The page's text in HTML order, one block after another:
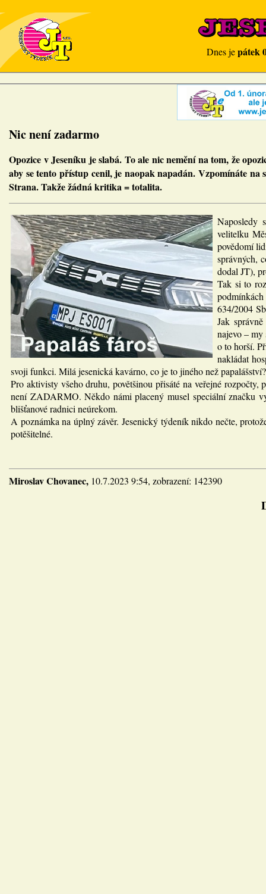
Dnes jepátek
Nic není zadarmo
Opozice v Jeseníku je slabá. To ale nic nemění na tom, že
aby se tento přístup cenil, je naopak napadán. Vzpomínáte
Strana. Takže žádná kritika = totalita.
Naposledy
velitelku
povědomí
správných,
dodal JT),
Tak si to
634/2004
Jak
najevo –
o to horší.
nakládat
svoji funkci. Milá jesenická kavárno, co je to jiného než papalášství?
Pro aktivisty všeho druhu, povětšinou přisáté na veřejné rozpočty,
není ZADARMO. Někdo námi placený musel speciální značku
blišťanové radnici neúrekom.
A poznámka na úplný závěr. Jesenický týdeník nikdo nečte,
potěšitelné.
Miroslav Chovanec, 10.7.2023 9:54, zobrazení: 142390